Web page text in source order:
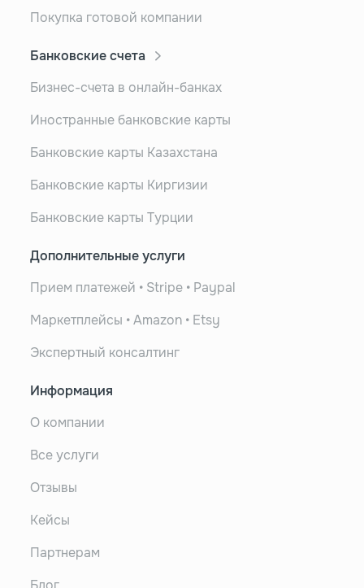
Покупка готовой компании
Банковские счета
Бизнес-счета в онлайн-банках
Иностранные банковские карты
Банковские карты Казахстана
Банковские карты Киргизии
Банковские карты Турции
Дополнительные услуги
Прием платежей • Stripe • Paypal
Маркетплейсы • Amazon • Etsy
Экспертный консалтинг
Информация
О компании
Все услуги
Отзывы
Кейсы
Партнерам